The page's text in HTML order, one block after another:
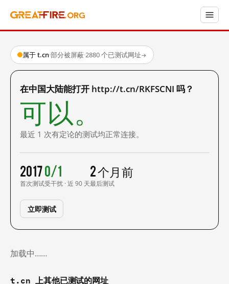
属于 t.cn·部分被屏蔽·2880 个已测试网址→
在中国大陆能打开 http://t.cn/RKFSCNI 吗？
可以。
最近 1 次有定论的测试均正常连接。
2017
首次测试
0/1
受干扰 · 近 90 天
2 个月前
最后测试
立即测试
加载中……
t.cn 上其他已测试的网址